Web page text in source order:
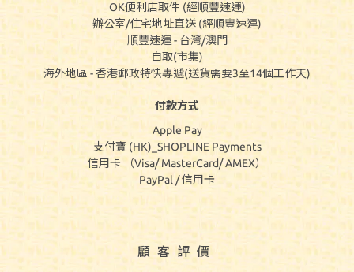
OK便利店取件 (經順豐速運)
辦公室/住宅地址直送 (經順豐速運)
順豐速運 - 台灣/澳門
自取(市集)
海外地區 - 香港郵政特快專遞(送貨需要3至14個工作天)
付款方式
Apple Pay
支付寶 (HK)_SHOPLINE Payments
信用卡 （Visa/ MasterCard/ AMEX）
PayPal / 信用卡
顧客評價